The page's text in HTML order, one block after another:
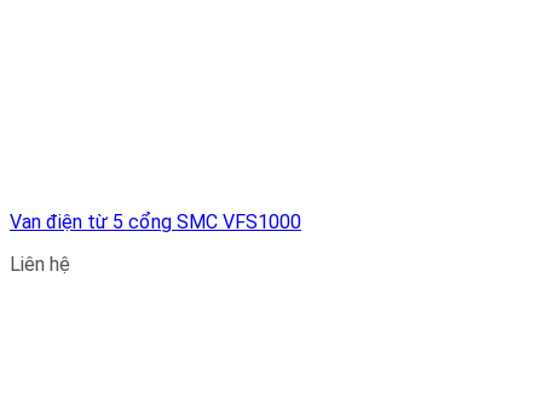
Van điện từ 5 cổng SMC VFS1000
Liên hệ